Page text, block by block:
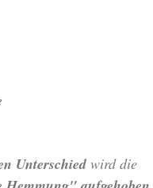
Unterschied wird die